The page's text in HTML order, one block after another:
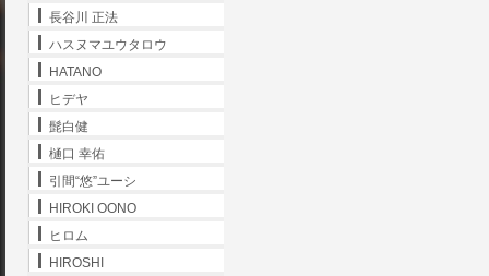
長谷川 正法
ハスヌマユウタロウ
HATANO
ヒデヤ
髭白健
樋口 幸佑
引間“悠”ユーシ
HIROKI OONO
ヒロム
HIROSHI